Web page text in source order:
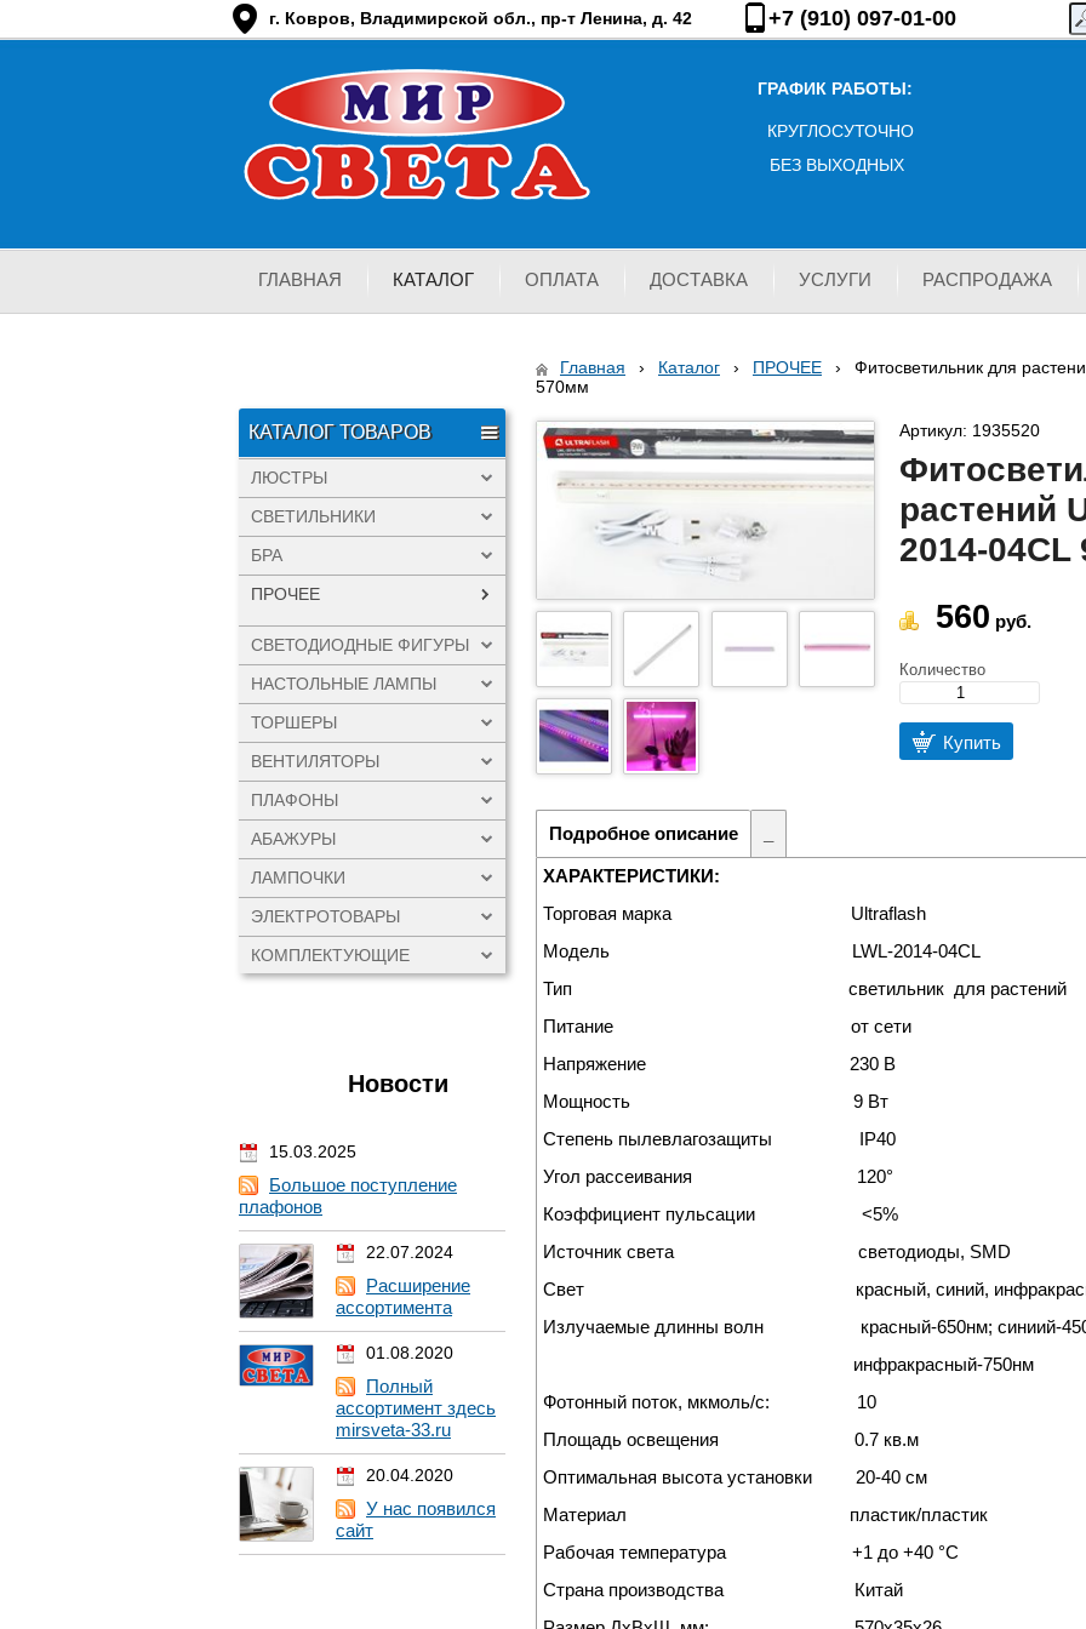
+7 (910) 097-01-00
г. Ковров, Владимирской обл., пр-т Ленина, д. 42
ГРАФИК РАБОТЫ:
КРУГЛОСУТОЧНО
БЕЗ ВЫХОДНЫХ
ГЛАВНАЯ КАТАЛОГ ОПЛАТА ДОСТАВКА УСЛУГИ РАСПРОДАЖА
КАТАЛОГ ТОВАРОВ
ЛЮСТРЫ
СВЕТИЛЬНИКИ
БРА
ПРОЧЕЕ
СВЕТОДИОДНЫЕ ФИГУРЫ
НАСТОЛЬНЫЕ ЛАМПЫ
ТОРШЕРЫ
ВЕНТИЛЯТОРЫ
ПЛАФОНЫ
АБАЖУРЫ
ЛАМПОЧКИ
ЭЛЕКТРОТОВАРЫ
КОМПЛЕКТУЮЩИЕ
Новости
15.03.2025
Большое поступление
плафонов
22.07.2024
Расширение
ассортимента
01.08.2020
Полный
ассортимент здесь
mirsveta-33.ru
20.04.2020
У нас появился
сайт
Главная › Каталог › ПРОЧЕЕ ›
Фитосветильник для
570мм
Артикул: 1935520
растений
2014-
560 руб.
Количество
Купить
Подробное описание
ХАРАКТЕРИСТИКИ:
Торговая марка Ultraflash
Модель LWL-2014-04CL
Тип светильник для растений
Питание от сети
Напряжение 230 В
Мощность 9 Вт
Степень пылевлагозащиты IP40
Угол рассеивания 120°
Коэффициент пульсации <5%
Источник света светодиоды, SMD
Свет красный, синий,
Излучаемые длинны волн красный-650нм; синиий-
инфракрасный-750нм
Фотонный поток, мкмоль/с: 10
Площадь освещения 0.7 кв.м
Оптимальная высота установки 20-40 см
Материал пластик/пластик
Рабочая температура +1 до +40 °C
Страна производства Китай